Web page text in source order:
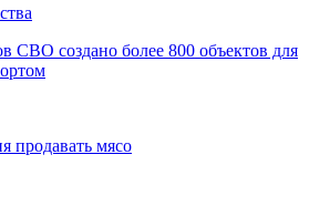
СВО создано более 800 объектов для
продавать мясо